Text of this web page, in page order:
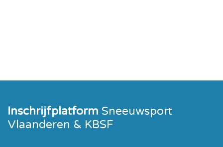
Inschrijfplatform Sneeuwsport
Vlaanderen & KBSF